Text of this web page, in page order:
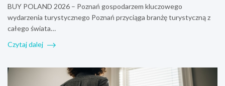
BUY POLAND 2026 – Poznań gospodarzem kluczowego
wydarzenia turystycznego Poznań przyciąga branżę turystyczną z
całego świata…
Czytaj dalej